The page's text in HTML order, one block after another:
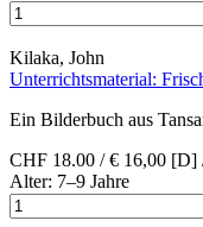
Kilaka, John
Unterrichtsmaterial:
Ein Bilderbuch aus
CHF 18.00 / € 16,00
Alter: 7–9 Jahre